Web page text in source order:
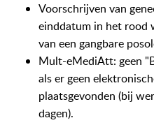
Voorschrijven van
einddatum in het rood
van een gangbare
Mult-eMediAtt: geen
als er geen
plaatsgevonden (bij
dagen).